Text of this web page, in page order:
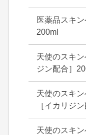
医薬品スキ
200ml
天使のスキ
ジン配合］
天使のスキ
［イカリジ
天使のスキ